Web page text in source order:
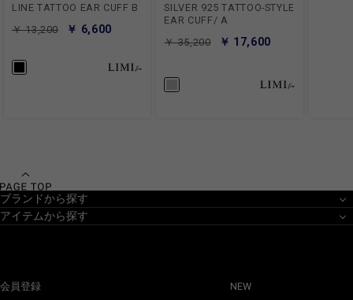
LINE TATTOO EAR CUFF B
￥ 13,200
￥ 6,600
SILVER 925 TATTOO-STYLE
EAR CUFF/ A
￥ 35,200
￥ 17,600
ブランドから探す
アイテムから探す
会員登録 NEW